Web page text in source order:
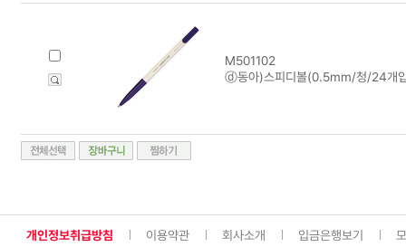
M501102
ⓓ동아)스피디볼(0.5mm/청/24개
개인정보취급방침 이용약관 회사소개 입금은행보기